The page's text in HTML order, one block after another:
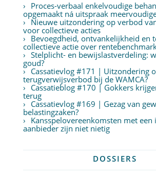
Proces-verbaal enkelvoudige
opgemaakt ná uitspraak
Nieuwe uitzondering op verbod
voor collectieve acties
Bevoegdheid, ontvankelijkheid en
collectieve actie over
Stelplicht- en bewijslastverdeling:
goud?
Cassatievlog #171 | Uitzondering
terugverwijsverbod bij de WAMCA?
Cassatieblog #170 | Gokkers
terug
Cassatievlog #169 | Gezag van
belastingzaken?
Kansspelovereenkomsten met een
aanbieder zijn niet nietig
DOSSIERS